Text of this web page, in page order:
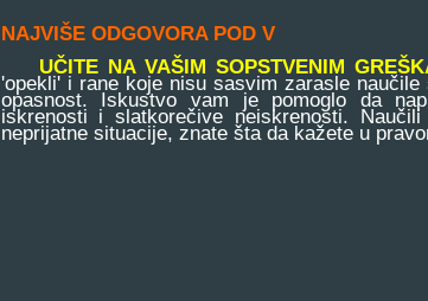
NAJVIŠE ODGOVORA POD V
UČITE NA VAŠIM SOPSTVENIM
'opekli' i rane koje nisu sasvim zarasle
opasnost. Iskustvo vam je pomoglo da
iskrenosti i slatkorečive neiskrenosti.
neprijatne situacije, znate šta da kažete u